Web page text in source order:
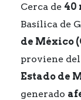
Cerca de 40
Basílica de
de México
proviene
Estado de
generado